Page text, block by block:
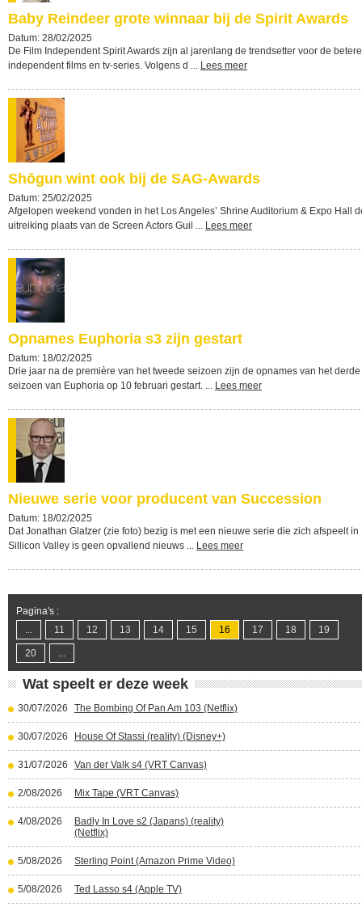
Baby Reindeer grote winnaar bij de Spirit Awards
Datum: 28/02/2025
De Film Independent Spirit Awards zijn al jarenlang de trendsetter voor de betere
independent films en tv-series. Volgens d ... Lees meer
Shōgun wint ook bij de SAG-Awards
Datum: 25/02/2025
Afgelopen weekend vonden in het Los Angeles’ Shrine Auditorium & Expo Hall
uitreiking plaats van de Screen Actors Guil ... Lees meer
Opnames Euphoria s3 zijn gestart
Datum: 18/02/2025
Drie jaar na de première van het tweede seizoen zijn de opnames van het derde
seizoen van Euphoria op 10 februari gestart. ... Lees meer
Nieuwe serie voor producent van Succession
Datum: 18/02/2025
Dat Jonathan Glatzer (zie foto) bezig is met een nieuwe serie die zich afspeelt in
Sillicon Valley is geen opvallend nieuws ... Lees meer
Pagina's :
...
11 12 13 14 15 16 17 18 19
20 ...
Wat speelt er deze week
30/07/2026 The Bombing Of Pan Am 103 (Netflix)
30/07/2026 House Of Stassi (reality) (Disney+)
31/07/2026 Van der Valk s4 (VRT Canvas)
2/08/2026 Mix Tape (VRT Canvas)
4/08/2026
Badly In Love s2 (Japans) (reality)
(Netflix)
5/08/2026 Sterling Point (Amazon Prime Video)
5/08/2026 Ted Lasso s4 (Apple TV)